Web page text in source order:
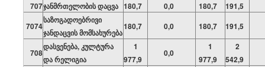
707ჯანმრთელობის დაცვა 180,7 0,0 180,7
191,5
7074
საზოგადოებრივი
ჯანდაცვის მომსახურება
180,7 0,0 180,7 191,5
708
დასვენება, კულტურა
და რელიგია
1
977,9
0,0
1
977,9
2
542,9